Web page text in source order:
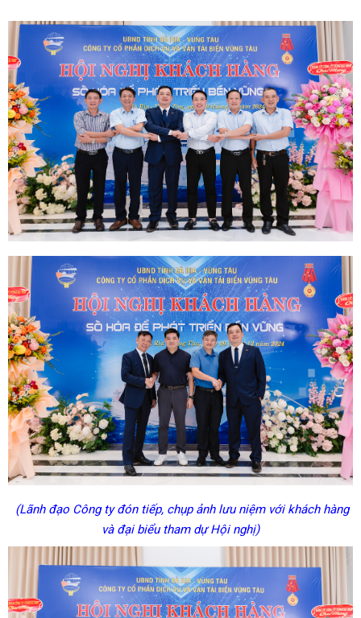
(Lãnh đạo Công ty đón tiếp, chụp ảnh lưu niệm với khách hàng
và đại biểu tham dự Hội nghị)